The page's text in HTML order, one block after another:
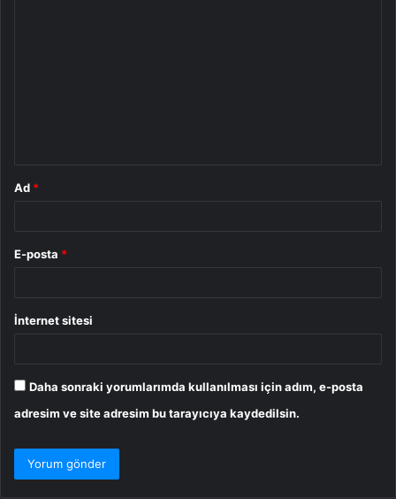
Ad *
E-posta *
İnternet sitesi
Daha sonraki yorumlarımda kullanılması için adım, e-posta
adresim ve site adresim bu tarayıcıya kaydedilsin.